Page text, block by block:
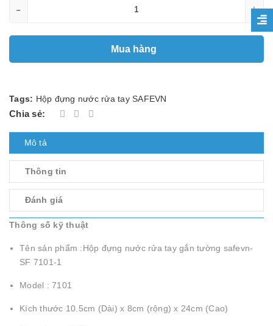
- +
Mua hàng
Tags: Hộp đựng nước rửa tay SAFEVN
Chia sẻ:
Mô tả
Thông tin
Đánh giá
Thông số kỹ thuật
Tên sản phẩm :Hộp đựng nước rửa tay gắn tường safevn-
SF 7101-1
Model : 7101
Kích thước 10.5cm (Dài) x 8cm (rộng) x 24cm (Cao)